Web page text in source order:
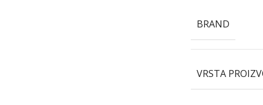
BRAND
VRSTA